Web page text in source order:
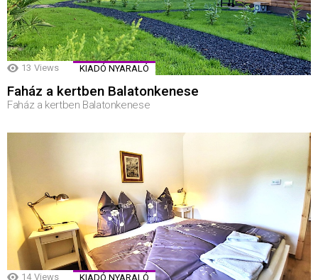
13 Views KIADÓ NYARALÓ
Faház a kertben Balatonkenese
Faház a kertben Balatonkenese
14 Views KIADÓ NYARALÓ